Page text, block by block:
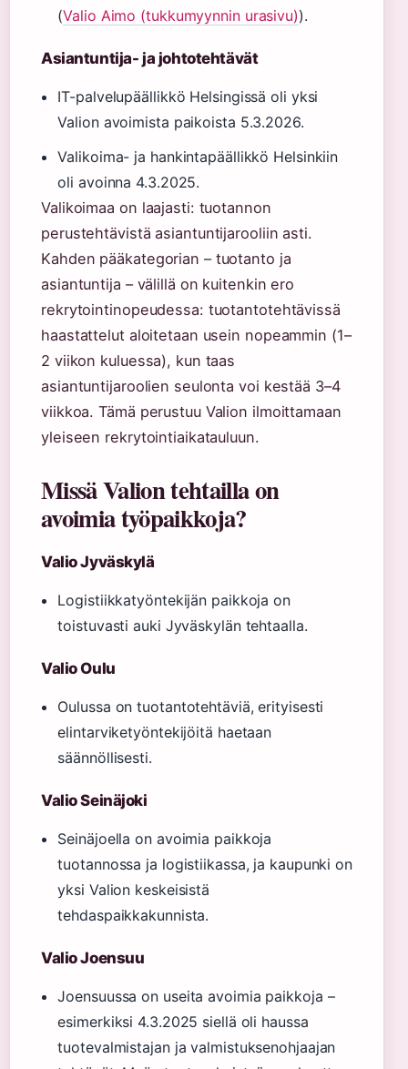
(Valio Aimo (tukkumyynnin urasivu)).
Asiantuntija- ja johtotehtävät
IT-palvelupäällikkö Helsingissä oli yksi
Valion avoimista paikoista 5.3.2026.
Valikoima- ja hankintapäällikkö Helsinkiin
oli avoinna 4.3.2025.
Valikoimaa on laajasti: tuotannon
perustehtävistä asiantuntijarooliin asti.
Kahden pääkategorian – tuotanto ja
asiantuntija – välillä on kuitenkin ero
rekrytointinopeudessa: tuotantotehtävissä
haastattelut aloitetaan usein nopeammin (1–
2 viikon kuluessa), kun taas
asiantuntijaroolien seulonta voi kestää 3–4
viikkoa. Tämä perustuu Valion ilmoittamaan
yleiseen rekrytointiaikatauluun.
Missä Valion tehtailla on
avoimia työpaikkoja?
Valio Jyväskylä
Logistiikkatyöntekijän paikkoja on
toistuvasti auki Jyväskylän tehtaalla.
Valio Oulu
Oulussa on tuotantotehtäviä, erityisesti
elintarviketyöntekijöitä haetaan
säännöllisesti.
Valio Seinäjoki
Seinäjoella on avoimia paikkoja
tuotannossa ja logistiikassa, ja kaupunki on
yksi Valion keskeisistä
tehdaspaikkakunnista.
Valio Joensuu
Joensuussa on useita avoimia paikkoja –
esimerkiksi 4.3.2025 siellä oli haussa
tuotevalmistajan ja valmistuksenohjaajan